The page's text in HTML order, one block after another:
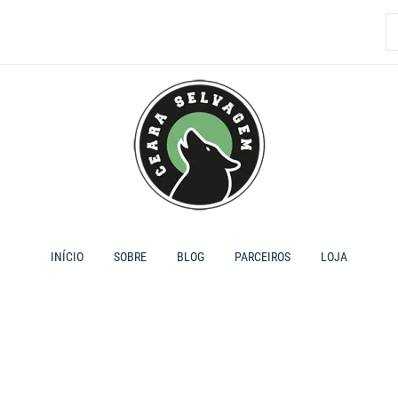
INÍCIO SOBRE BLOG PARCEIROS LOJA